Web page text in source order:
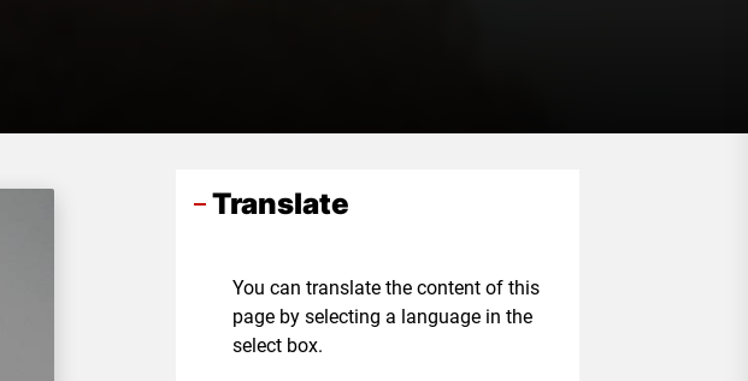
Translate
You can translate the content of this
page by selecting a language in the
select box.